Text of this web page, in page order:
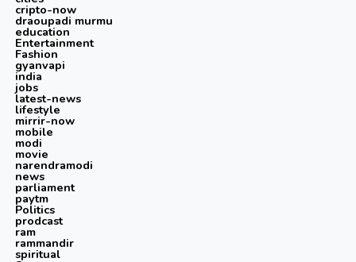
cripto-now
draoupadi murmu
education
Entertainment
Fashion
gyanvapi
india
jobs
latest-news
lifestyle
mirrir-now
mobile
modi
movie
narendramodi
news
parliament
paytm
Politics
prodcast
ram
rammandir
spiritual